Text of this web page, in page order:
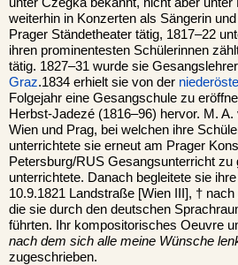
weiterhin in Konzerten als Sängerin
Prager Ständetheater tätig, 1817–22
ihren prominentesten Schülerinnen
tätig. 1827–31 wurde sie
Graz.1834 erhielt sie von der
Folgejahr eine Gesangschule zu
Herbst-Jadezé (1816–96) hervor. M.
Wien und Prag, bei welchen ihre
unterrichtete sie erneut am Prager
Petersburg/RUS Gesangsunterricht
unterrichtete. Danach begleitete sie
10.9.1821 Landstraße [Wien III], †
die sie durch den deutschen
führten. Ihr kompositorisches Oeuvre
nach dem sich alle meine Wünsche
zugeschrieben.